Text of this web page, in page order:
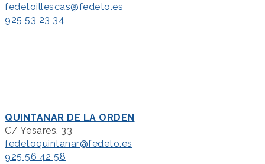
fedetoillescas@fedeto.es
925 53 23 34
QUINTANAR DE LA ORDEN
C/ Yesares, 33
fedetoquintanar@fedeto.es
925 56 42 58